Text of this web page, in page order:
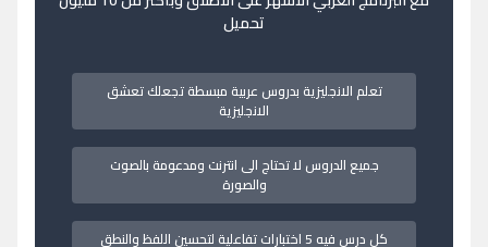
تحميل
تعلم الانجليزية بدروس عربية مبسطة تجعلك تعشق
الانجليزية
جميع الدروس لا تحتاج الى انترنت ومدعومة بالصوت
والصورة
كل درس فيه 5 اختبارات تفاعلية لتحسين اللفظ والنطق